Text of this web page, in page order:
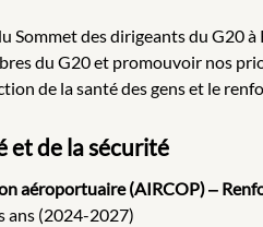
Sommet des dirigeants du G20
du G20 et promouvoir nos
de la santé des gens et le
et de la sécurité
aéroportuaire (AIRCOP) ‒
ans (2024-2027)